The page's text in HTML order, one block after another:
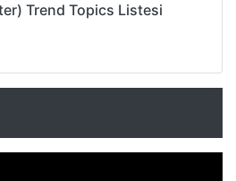
Trend Topics Listesi